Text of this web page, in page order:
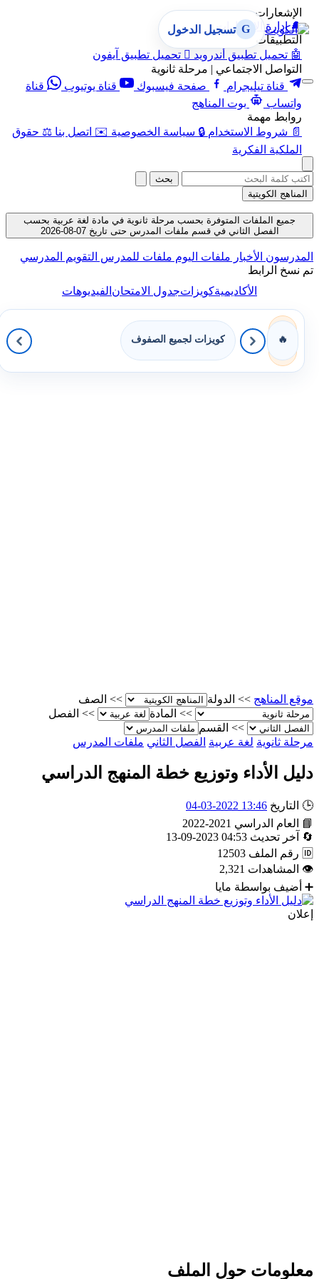
الإشعارات
🔔 إدارة الإشعارات
التطبيقات
🤖 تحميل تطبيق أندرويد  تحميل تطبيق آيفون
التواصل الاجتماعي | مرحلة ثانوية
قناة تيليجرام
صفحة فيسبوك قناة يوتيوب
قناة
واتساب
بوت المناهج
روابط مهمة
📄 شروط الاستخدام 🔒 سياسة الخصوصية ✉️ اتصل بنا ⚖️ حقوق
الملكية الفكرية
G تسجيل الدخول
بحث
المناهج الكويتية
جميع الملفات المتوفرة بحسب مرحلة ثانوية في مادة لغة عربية بحسب
الفصل الثاني في قسم ملفات المدرس حتى تاريخ 07-08-2026
المدرسون الأخبار ملفات اليوم ملفات للمدرس التقويم المدرسي
تم نسخ الرابط
الأكاديميةكويزاتجدول الامتحانالفيديوهات
🔥 كويزات لجميع الصفوف
موقع المناهج >> الدولة >>
الصف
>>
المادة >>
الفصل
>>
القسم
مرحلة ثانوية لغة عربية الفصل الثاني ملفات المدرس
دليل الأداء وتوزيع خطة المنهج الدراسي
🕒 التاريخ 13:46 2022-03-04
📘
العام الدراسي 2021-2022
🔄
آخر تحديث 04:53 2023-09-13
🆔 رقم الملف 12503
👁
المشاهدات 2,321
➕
أضيف بواسطة مايا
إعلان
معلومات حول الملف